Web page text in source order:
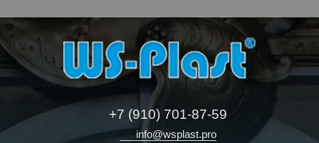
+7 (910) 701-87-59
info@wsplast.pro